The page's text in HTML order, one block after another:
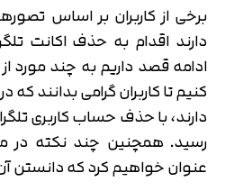
برخی از کاربران بر اساس
دارند اقدام به حذف اکانت
ادامه قصد داریم به چند مورد
کنیم تا کاربران گرامی بدانند
دارند، با حذف حساب کاربری
رسید. همچنین چند نکته در
عنوان خواهیم کرد که دانستن